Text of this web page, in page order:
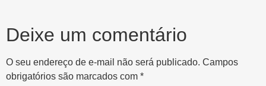
Deixe um comentário
O seu endereço de e-mail não será publicado. Campos
obrigatórios são marcados com *